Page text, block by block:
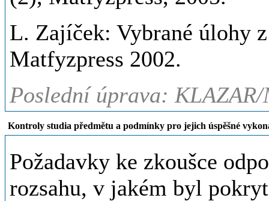
L. Zajíček: Vybrané úlohy
Matfyzpress 2002.
Poslední úprava:
Kontroly studia předmětu a podmínky pro jejich úspěšné
Požadavky ke zkoušce
rozsahu, v jakém byl